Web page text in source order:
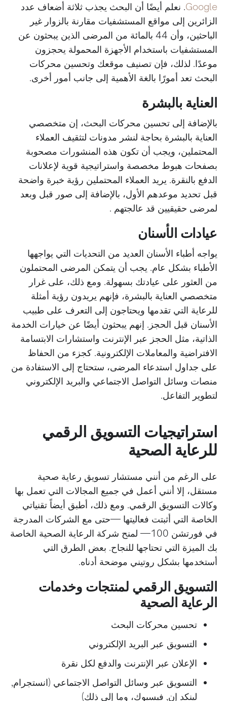
Google. نعلم أيضًا أن البحث يجذب ثلاثة أضعاف عدد
الزائرين إلى مواقع المستشفيات مقارنة بالزوار غير
الباحثين، وأن 44 بالمائة من المرضى الذين يبحثون عن
المستشفيات باستخدام الأجهزة المحمولة يحجزون
موعدًا. لذلك، فإن تصنيف موقعك وتحسين محركات
البحث تعد أمورًا بالغة الأهمية إلى جانب أمور أخرى.
العناية بالبشرة
بالإضافة إلى تحسين محركات البحث، إن متخصصي
العناية بالبشرة بحاجة لنشر مدونات لتثقيف العملاء
المحتملين، ويجب أن تكون هذه المنشورات مصحوبة
بصفحات هبوط مخصصة واستراتيجية قوية لإعلانات
الدفع بالنقرة. يريد العملاء المحتملين رؤية خبرة واضحة
قبل تحديد موعدهم الأول، بالإضافة إلى صور قبل وبعد
لمرضى حقيقيين قد عالجتهم .
عيادات الأسنان
يواجه أطباء الأسنان العديد من التحديات التي يواجهها
الأطباء بشكل عام. يجب أن يتمكن المرضى المحتملون
من العثور على عيادتك بسهولة. ومع ذلك، على غرار
متخصصي العناية بالبشرة، فإنهم يريدون رؤية أمثلة
للرعاية التي تقدمها ويحتاجون إلى التعرف على طبيب
الأسنان قبل الحجز. إنهم يبحثون أيضًا عن خيارات الخدمة
الذاتية، مثل الحجز عبر الإنترنت واستشارات الابتسامة
الافتراضية والمعاملات الإلكترونية. كجزء من الحفاظ
على جداول استدعاء المرضى، ستحتاج إلى الاستفادة من
منصات وسائل التواصل الاجتماعي والبريد الإلكتروني
لتطوير التفاعل.
استراتيجيات التسويق الرقمي
للرعاية الصحية
على الرغم من أنني مستشار تسويق رعاية صحية
مستقل، إلا أنني أعمل في جميع المجالات التي تعمل بها
وكالات التسويق الرقمي. ومع ذلك، أطبق أيضاً تقنياتي
الخاصة التي أثبتت فعاليتها —حتى مع الشركات المدرجة
في فورتشن 100— لمنح شركة الرعاية الصحية الخاصة
بك الميزة التي تحتاجها للنجاح. بعض الطرق التي
أستخدمها بشكل روتيني موضحة أدناه.
التسويق الرقمي لمنتجات وخدمات
الرعاية الصحية
تحسين محركات البحث
التسويق عبر البريد الإلكتروني
الإعلان عبر الإنترنت والدفع لكل نقرة
التسويق عبر وسائل التواصل الاجتماعي (انستجرام,
لينكد إن, فيسبوك، وما إلى ذلك)